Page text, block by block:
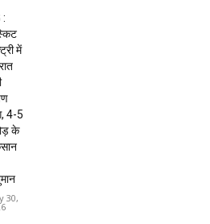
:
में
4-5
के
30,